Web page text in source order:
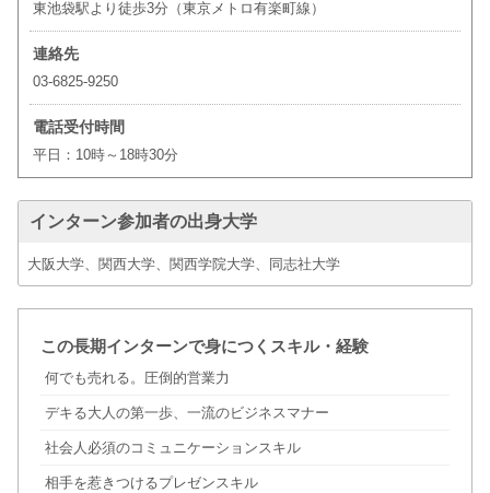
東池袋駅より徒歩3分（東京メトロ有楽町線）
連絡先
03-6825-9250
電話受付時間
平日：10時～18時30分
インターン参加者の出身大学
大阪大学、関西大学、関西学院大学、同志社大学
この長期インターンで身につくスキル・経験
何でも売れる。圧倒的営業力
デキる大人の第一歩、一流のビジネスマナー
社会人必須のコミュニケーションスキル
相手を惹きつけるプレゼンスキル